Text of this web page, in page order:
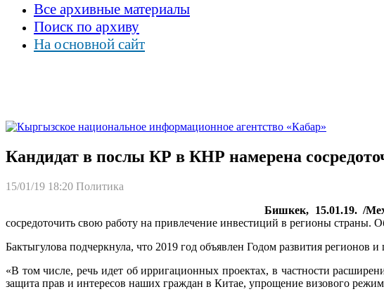
Все архивные материалы
Поиск по архиву
На основной сайт
Кандидат в послы КР в КНР намерена
15/01/19 18:20 Политика
Бишкек, 15.01.19. /
сосредоточить свою работу на привлечение инвестиций в регионы страны.
Бактыгулова подчеркнула, что 2019 год объявлен Годом развития
«В том числе, речь идет об ирригационных проектах, в частности
защита прав и интересов наших граждан в Китае, упрощение визового